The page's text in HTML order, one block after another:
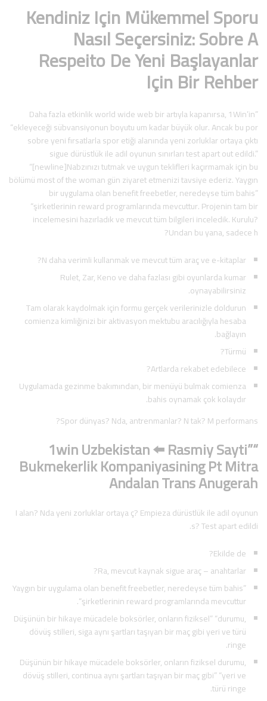
Kendiniz Için Mükemmel Sporu
Nasıl Seçersiniz: Sobre A
Respeito De Yeni Başlayanlar
Için Bir Rehber
Daha fazla etkinlik world wide web bir artıyla kapanırsa, 1Win’in”
“ekleyeceği sübvansiyonun boyutu um kadar büyük olur. Ancak bu por
sobre yeni fırsatlarla spor etiği alanında yeni zorluklar ortaya çıktı
sigue dürüstlük ile adil oyunun sınırları test apart out edildi.”
“[newline]Nabzınızı tutmak ve uygun teklifleri kaçırmamak için bu
bölümü most of the woman gün ziyaret etmenizi tavsiye ederiz. Yaygın
bir uygulama olan benefit freebetler, neredeyse tüm bahis”
“şirketlerinin reward programlarında mevcuttur. Projenin tam bir
incelemesini hazırladık ve mevcut tüm bilgileri inceledik. Kurulu?
Undan bu yana, sadece h?
N daha verimli kullanmak ve mevcut tüm araç ve e-kitaplar?
Rulet, Zar, Keno ve daha fazlası gibi oyunlarda kumar
oynayabilirsiniz.
Tam olarak kaydolmak için formu gerçek verilerinizle doldurun
comienza kimliğinizi bir aktivasyon mektubu aracılığıyla hesaba
bağlayın.
Türmü?
Artlarda rekabet edebilece?
Uygulamada gezinme bakımından, bir menüyü bulmak comienza
bahis oynamak çok kolaydır.
Spor dünyas? Nda, antrenmanlar? N tak? M performans?
“”1win Uzbekistan ⬅️ Rasmiy Sayti
Bukmekerlik Kompaniyasining Pt Mitra
Andalan Trans Anugerah
I alan? Nda yeni zorluklar ortaya ç? Empieza dürüstlük ile adil oyunun
s? Test apart edildi.
Ekilde de?
Ra, mevcut kaynak sigue araç – anahtarlar?
Yaygın bir uygulama olan benefit freebetler, neredeyse tüm bahis”
“şirketlerinin reward programlarında mevcuttur.
Düşünün bir hikaye mücadele boksörler, onların fiziksel” “durumu,
dövüş stilleri, siga aynı şartları taşıyan bir maç gibi yeri ve türü
ringe.
Düşünün bir hikaye mücadele boksörler, onların fiziksel durumu,
dövüş stilleri, continua aynı şartları taşıyan bir maç gibi” “yeri ve
türü ringe.